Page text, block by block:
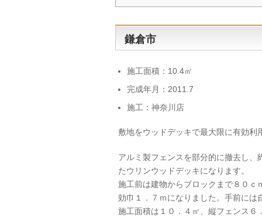
鎌倉市
施工面積：10.4㎡
完成年月：2011.7
施工：神奈川店
敷地をウッドデッキで最大限に有効利
アルミ製フェンスを部分的に撤去し
たウリンウッドデッキになります。
施工前は建物からブロックまで８０
効巾１．７ｍになりました。手前に
施工面積は１０．４㎡、縦フェンス６